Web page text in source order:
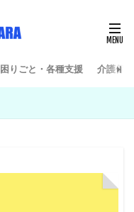
困りごと・各種支援 介護保